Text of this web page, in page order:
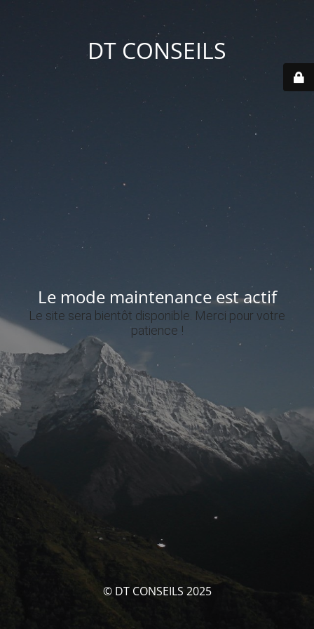
DT CONSEILS
Le mode maintenance est actif
Le site sera bientôt disponible. Merci pour votre
patience !
© DT CONSEILS 2025